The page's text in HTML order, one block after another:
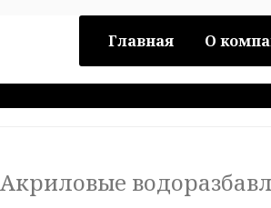
Главная О
Акриловые